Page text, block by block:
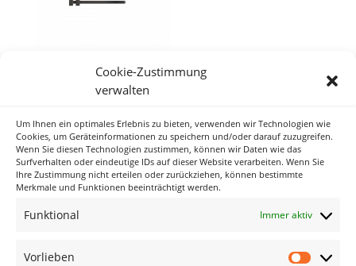
Cookie-Zustimmung
verwalten
Um Ihnen ein optimales Erlebnis zu bieten, verwenden wir Technologien wie
Cookies, um Geräteinformationen zu speichern und/oder darauf zuzugreifen.
Wenn Sie diesen Technologien zustimmen, können wir Daten wie das
Surfverhalten oder eindeutige IDs auf dieser Website verarbeiten. Wenn Sie
Ihre Zustimmung nicht erteilen oder zurückziehen, können bestimmte
Merkmale und Funktionen beeinträchtigt werden.
Funktional Immer aktiv
Vorlieben
Neueste Kommentare
Archiv
Keine Kategorien